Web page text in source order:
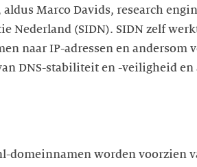
Marco Davids, research
Nederland (SIDN). SIDN zelf
naar IP-adressen en andersom
DNS-stabiliteit en -veiligheid en
domeinnamen worden voorzien